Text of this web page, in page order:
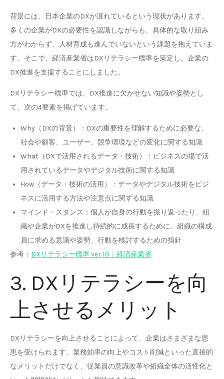
背景には、日本企業のDXが遅れているという現状があります。
多くの企業がDXの必要性を認識しながらも、具体的な取り組み
方がわからず、人材育成も進んでいないという課題を抱えていま
す。そこで、経済産業省はDXリテラシー標準を策定し、企業の
DX推進を支援することにしました。
DXリテラシー標準では、DX推進に欠かせない知識や姿勢とし
て、次の4要素を掲げています。
Why（DXの背景）：DXの重要性を理解するために必要な、
社会や顧客、ユーザー、競争環境などの変化に関する知識
What（DXで活用されるデータ・技術）：ビジネスの場で活
用されているデータやデジタル技術に関する知識
How（データ・技術の活用）：データやデジタル技術をビジ
ネスに活用する方法や注意点に関する知識
マインド・スタンス：個人が自身の行動を振り返ったり、組
織や企業がDXを推進し持続的に成長するために、組織の構成
員に求める意識や姿勢、行動を検討するための指針
参考： DXリテラシー標準 ver.1.0｜経済産業省
3. DXリテラシーを向
上させるメリット
DXリテラシーを向上させることによって、企業はさまざまな恩
恵を受けられます。業務効率の向上やコスト削減といった直接的
なメリットだけでなく、従業員の意識改革や組織全体の活性化と